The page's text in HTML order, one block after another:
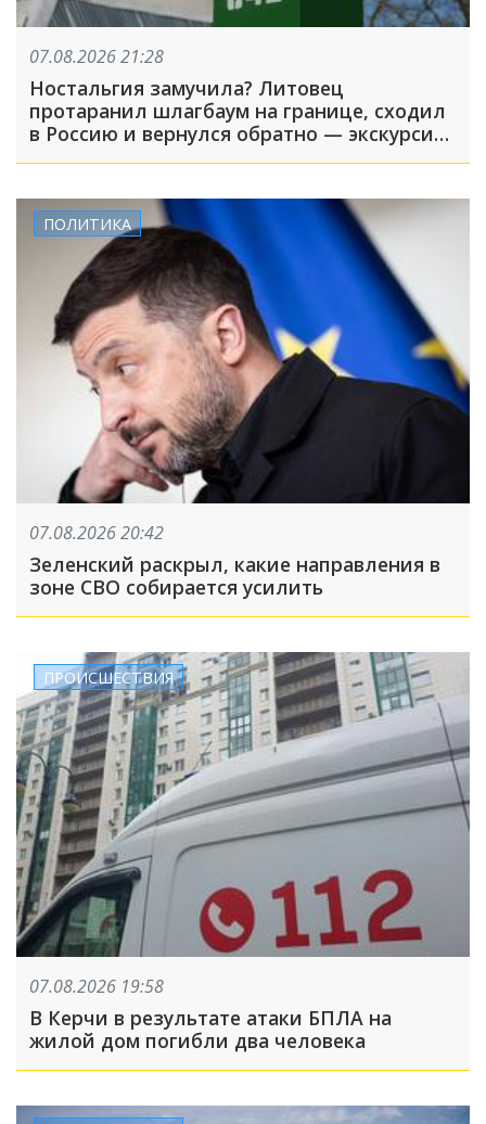
07.08.2026 21:28
Ностальгия замучила? Литовец
протаранил шлагбаум на границе, сходил
в Россию и вернулся обратно — экскурсия
ПОЛИТИКА
07.08.2026 20:42
Зеленский раскрыл, какие направления в
зоне СВО собирается усилить
ПРОИСШЕСТВИЯ
07.08.2026 19:58
В Керчи в результате атаки БПЛА на
жилой дом погибли два человека